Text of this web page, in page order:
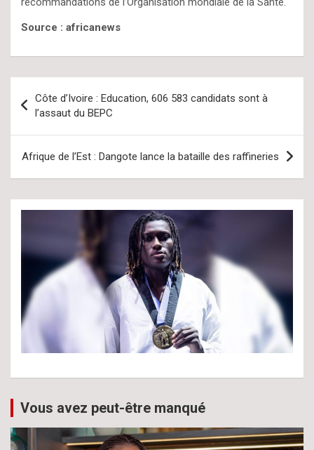
Source : africanews
de
l’article
Côte d’Ivoire : Education, 606 583 candidats sont à
l’assaut du BEPC
Afrique de l’Est : Dangote lance la bataille des raffineries
Vous avez peut-être manqué